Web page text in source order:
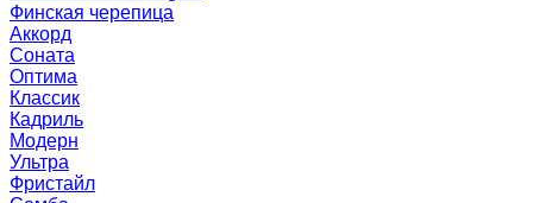
Финская черепица
Аккорд
Соната
Оптима
Классик
Кадриль
Модерн
Ультра
Фристайл